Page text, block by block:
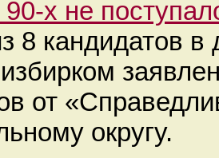
90-х не
8 кандидатов
от
округу.